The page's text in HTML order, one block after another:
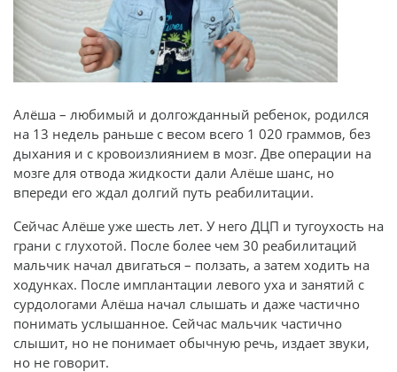
Алёша – любимый и долгожданный ребенок, родился
на 13 недель раньше с весом всего 1 020 граммов, без
дыхания и с кровоизлиянием в мозг. Две операции на
мозге для отвода жидкости дали Алёше шанс, но
впереди его ждал долгий путь реабилитации.
Сейчас Алёше уже шесть лет. У него ДЦП и тугоухость на
грани с глухотой. После более чем 30 реабилитаций
мальчик начал двигаться – ползать, а затем ходить на
ходунках. После имплантации левого уха и занятий с
сурдологами Алёша начал слышать и даже частично
понимать услышанное. Сейчас мальчик частично
слышит, но не понимает обычную речь, издает звуки,
но не говорит.